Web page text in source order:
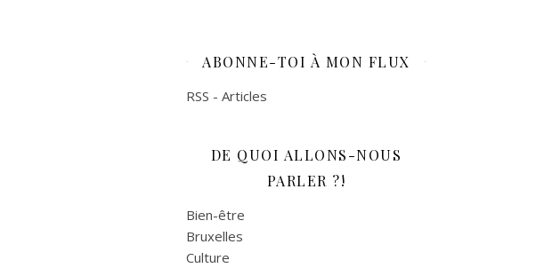
ABONNE-TOI À MON FLUX
RSS - Articles
DE QUOI ALLONS-NOUS
PARLER ?!
Bien-être
Bruxelles
Culture